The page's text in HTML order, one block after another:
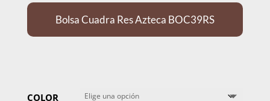
Bolsa Cuadra Res Azteca BOC39RS
COLOR